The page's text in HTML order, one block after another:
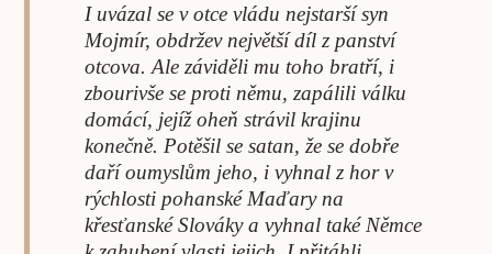
I uvázal se v otce vládu nejstarší syn
Mojmír, obdržev největší díl z panství
otcova. Ale záviděli mu toho bratří, i
zbourivše se proti němu, zapálili válku
domácí, jejíž oheň strávil krajinu
konečně. Potěšil se satan, že se dobře
daří oumyslům jeho, i vyhnal z hor v
rýchlosti pohanské Maďary na
křesťanské Slováky a vyhnal také Němce